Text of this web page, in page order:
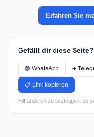
Erfahren Sie
Gefällt dir diese
🟢 WhatsApp ✈️
📋 Link kopieren
Hilf anderen zu bestätigen, ob